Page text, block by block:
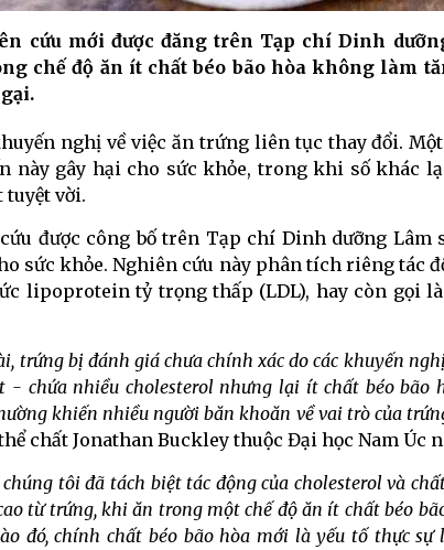
cứu mới được đăng trên Tạp chí Dinh
chế độ ăn ít chất béo bão hòa không làm
nghị về việc ăn trứng liên tục thay đổi.
này gây hại cho sức khỏe, trong khi số khác
tuyệt vời.
được công bố trên Tạp chí Dinh dưỡng Lâm
sức khỏe. Nghiên cứu này phân tích riêng tác
lipoprotein tỷ trọng thấp (LDL), hay còn gọi
trứng bị đánh giá chưa chính xác do các khuyến
- chứa nhiều cholesterol nhưng lại ít chất béo bão
khiến nhiều người băn khoăn về vai trò của
chất Jonathan Buckley thuộc Đại học Nam Úc
tôi đã tách biệt tác động của cholesterol và
từ trứng, khi ăn trong một chế độ ăn ít chất béo
đó, chính chất béo bão hòa mới là yếu tố thực sự